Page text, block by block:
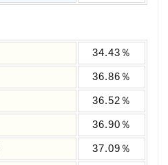
34.43％
36.86％
36.52％
36.90％
37.09％